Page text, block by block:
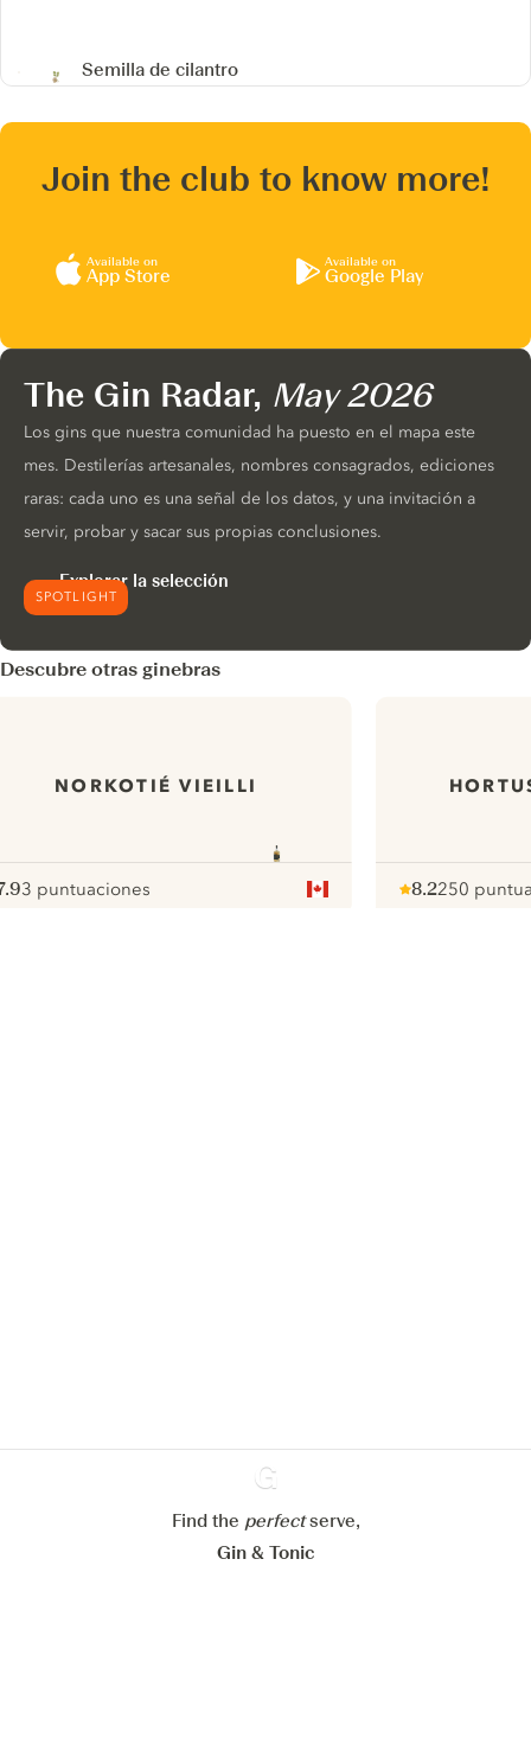
Semilla de cilantro
Join the club to know more!
Available on
App Store
Available on
Google Play
SPOTLIGHT
The Gin Radar, May 2026
Los gins que nuestra comunidad ha puesto en el mapa este
mes. Destilerías artesanales, nombres consagrados, ediciones
raras: cada uno es una señal de los datos, y una invitación a
servir, probar y sacar sus propias conclusiones.
Explorar la selección
Descubre otras ginebras
NORKOTIÉ VIEILLI
pour
3 puntuaciones
8.2
pour
250
Ginventory
Find the perfectserve,
Gin & Tonic
Paramétrer mes cookies